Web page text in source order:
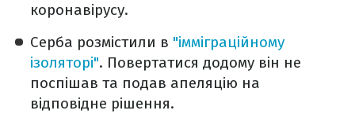
коронавірусу.
Серба розмістили в "імміграційному
ізоляторі". Повертатися додому він не
поспішав та подав апеляцію на
відповідне рішення.